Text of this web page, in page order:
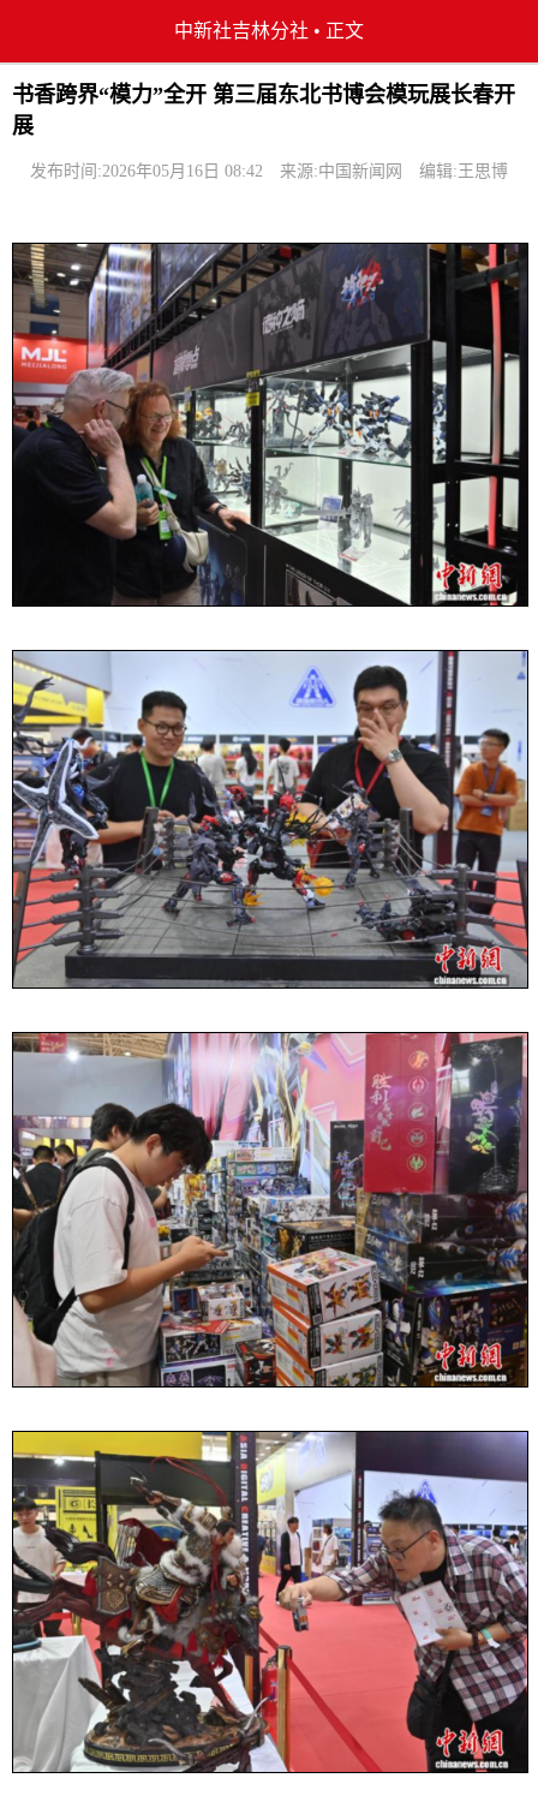
中新社吉林分社 • 正文
书香跨界“模力”全开 第三届东北书博会模玩展长春开
展
发布时间:2026年05月16日 08:42 来源:中国新闻网 编辑:王思博